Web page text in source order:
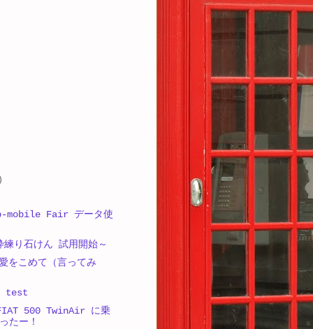
mobile Fair データ使
練り石けん 試用開始～
をこめて（言ってみ
test
500 TwinAir に乗
たー！